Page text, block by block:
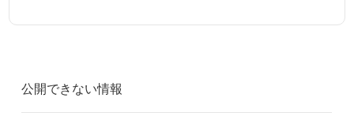
公開できない情報